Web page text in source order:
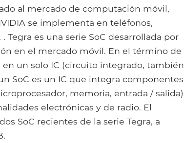
al mercado de computación móvil,
se implementa en teléfonos,
es una serie SoC desarrollada por
en el mercado móvil. En el término de
un solo IC (circuito integrado, también
SoC es un IC que integra componentes
memoria, entrada / salida)
electrónicas y de radio. El
SoC recientes de la serie Tegra, a